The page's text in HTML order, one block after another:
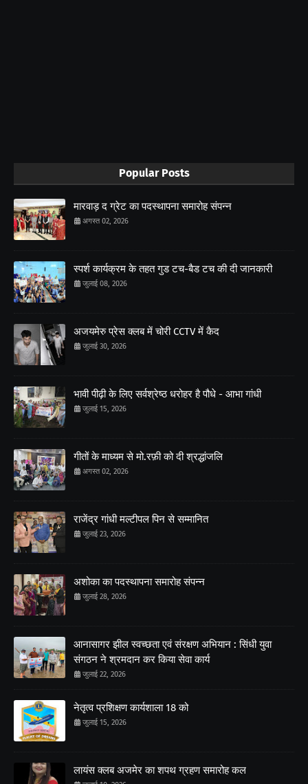
Popular Posts
मारवाड़ द ग्रेट का पदस्थापना समारोह संपन्न
अगस्त 02, 2026
स्पर्श कार्यक्रम के तहत गुड टच-बैड टच की दी जानकारी
जुलाई 08, 2026
अजयमेरु प्रेस क्लब में चोरी CCTV में कैद
जुलाई 30, 2026
भावी पीढ़ी के लिए सर्वश्रेष्ठ धरोहर है पौधे - आभा गांधी
जुलाई 15, 2026
गीतों के माध्यम से मो.रफ़ी को दी श्रद्धांजलि
अगस्त 02, 2026
राजेंद्र गांधी मल्टीपल पिन से सम्मानित
जुलाई 23, 2026
अशोका का पदस्थापना समारोह संपन्न
जुलाई 28, 2026
आनासागर झील स्वच्छता एवं संरक्षण अभियान : सिंधी युवा
संगठन ने श्रमदान कर किया सेवा कार्य
जुलाई 22, 2026
नेतृत्व प्रशिक्षण कार्यशाला 18 को
जुलाई 15, 2026
लायंस क्लब अजमेर का शपथ ग्रहण समारोह कल